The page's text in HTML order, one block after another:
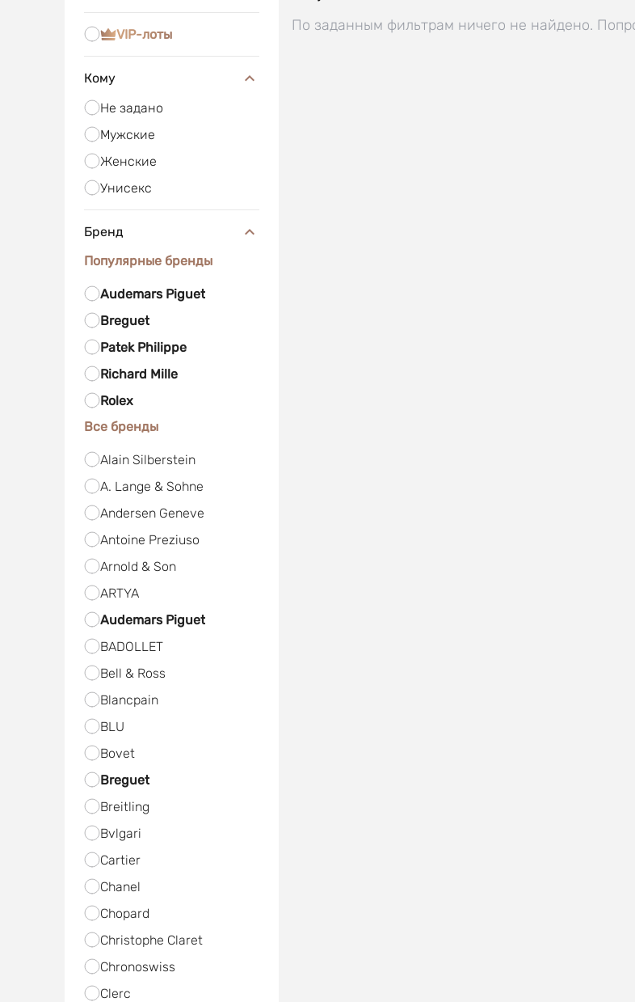
VIP-лоты
Кому
Не задано
Мужские
Женские
Унисекс
Бренд
Популярные бренды
Audemars Piguet
Breguet
Patek Philippe
Richard Mille
Rolex
Все бренды
Alain Silberstein
A. Lange & Sohne
Andersen Geneve
Antoine Preziuso
Arnold & Son
ARTYA
Audemars Piguet
BADOLLET
Bell & Ross
Blancpain
BLU
Bovet
Breguet
Breitling
Bvlgari
Cartier
Chanel
Chopard
Christophe Claret
Chronoswiss
Clerc
По заданным фильтрам ничего не найдено.